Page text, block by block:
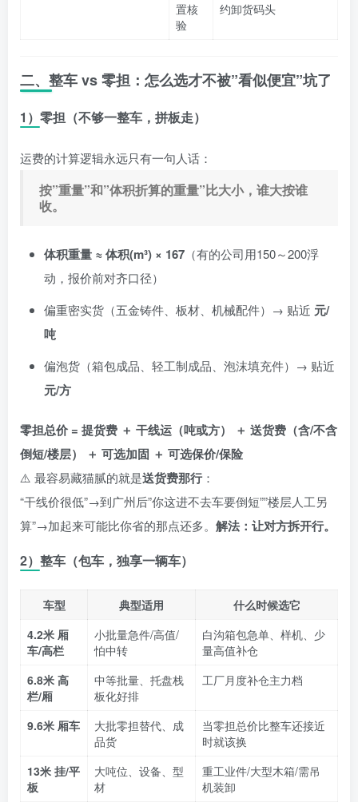
置核
验
约卸货码头
二、整车 vs 零担：怎么选才不被”看似便宜”坑了
1）零担（不够一整车，拼板走）
运费的计算逻辑永远只有一句人话：
按”重量”和”体积折算的重量”比大小，谁大按谁
收。
体积重量 ≈ 体积(m³) × 167 （有的公司用150～200浮
动，报价前对齐口径）
偏重密实货（五金铸件、板材、机械配件）→ 贴近 元/
吨
偏泡货（箱包成品、轻工制成品、泡沫填充件）→ 贴近
元/方
零担总价 = 提货费 ＋ 干线运（吨或方） ＋ 送货费（含/不含
倒短/楼层） ＋ 可选加固 ＋ 可选保价/保险
⚠️ 最容易藏猫腻的就是送货费那行：
“干线价很低”→到广州后”你这进不去车要倒短””楼层人工另
算”→加起来可能比你省的那点还多。 解法：让对方拆开行。
2）整车（包车，独享一辆车）
车型 典型适用
什么时候选它
4.2米 厢
车/高栏
小批量急件/高值/
怕中转
白沟箱包急单、样机、少
量高值补仓
6.8米 高
栏/厢
中等批量、托盘栈
板化好排
工厂月度补仓主力档
9.6米 厢车
大批零担替代、成
品货
当零担总价比整车还接近
时就该换
13米 挂/平
板
大吨位、设备、型
材
重工业件/大型木箱/需吊
机装卸